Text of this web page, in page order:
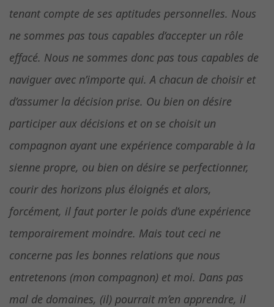
tenant compte de ses aptitudes personnelles. Nous
ne sommes pas tous capables d’accepter un rôle
effacé. Nous ne sommes donc pas tous capables de
naviguer avec n’importe qui. A chacun de choisir et
d’assumer la décision prise. Ou bien on désire
participer aux décisions et on se choisit un
compagnon ayant une expérience comparable à la
sienne propre, ou bien on désire se perfectionner,
courir des horizons plus éloignés et alors,
forcément, il faut porter le poids d’une expérience
temporairement moindre. Mais tout ceci ne
concerne pas les bonnes relations que nous
entretenons (mon compagnon) et moi. Dans pas
mal de domaines, (il) pourrait m’en apprendre, il